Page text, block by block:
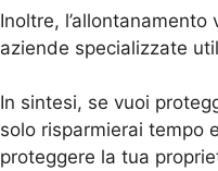
Inoltre,
aziende specializzate
In sintesi, se vuoi
solo risparmierai tempo
proteggere la tua